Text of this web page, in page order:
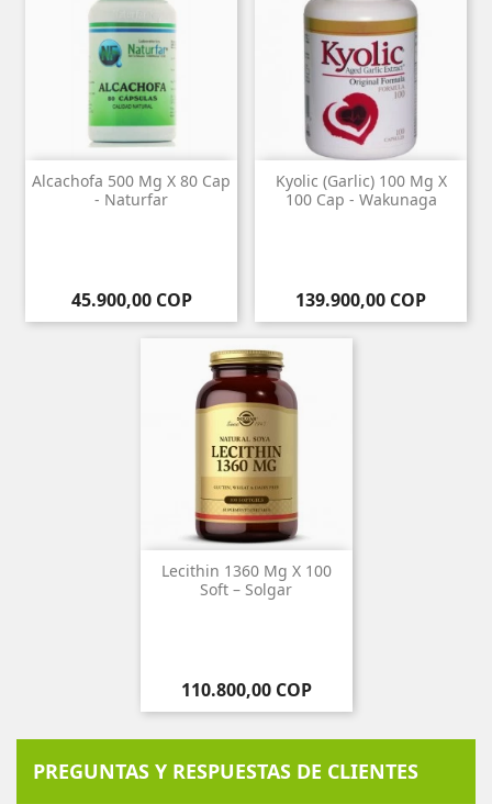
Alcachofa 500 Mg X 80 Cap
- Naturfar
Precio
45.900,00 COP
Kyolic (Garlic) 100 Mg X
100 Cap - Wakunaga
Precio
139.900,00 COP
Lecithin 1360 Mg X 100
Soft – Solgar
Precio
110.800,00 COP
PREGUNTAS Y RESPUESTAS DE CLIENTES